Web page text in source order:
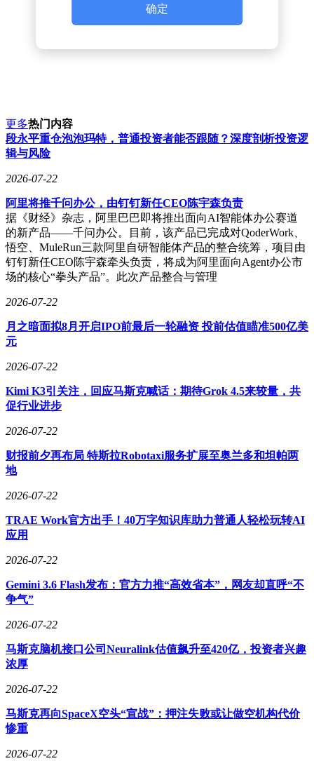
确定
更多热门内容
段永平重仓泡泡玛特，普通投资者能否跟随？深度剖析投资逻
辑与风险
2026-07-22
阿里将推千问办公，由钉钉新任CEO陈宇森负责
据《财经》杂志，阿里巴巴即将推出面向AI智能体办公赛道
的新产品——千问办公。目前，该产品已完成对QoderWork、
悟空、MuleRun三款阿里自研智能体产品的整合统筹，项目由
钉钉新任CEO陈宇森牵头负责，将成为阿里面向Agent办公市
场的核心“拳头产品”。此次产品整合与管理
2026-07-22
月之暗面拟8月开启IPO前最后一轮融资 投前估值瞄准500亿美
元
2026-07-22
Kimi K3引关注，回应马斯克喊话：期待Grok 4.5来较量，共
促行业进步
2026-07-22
财报前夕再布局 特斯拉Robotaxi服务扩展至奥兰多和坦帕两
地
2026-07-22
TRAE Work官方出手！40万字知识库助力普通人轻松玩转AI
应用
2026-07-22
Gemini 3.6 Flash发布：官方力推“高效省本”，网友却直呼“不
争气”
2026-07-22
马斯克脑机接口公司Neuralink估值飙升至420亿，投资者兴趣
浓厚
2026-07-22
马斯克再向SpaceX空头“宣战”：押注失败或让做空机构代价
惨重
2026-07-22